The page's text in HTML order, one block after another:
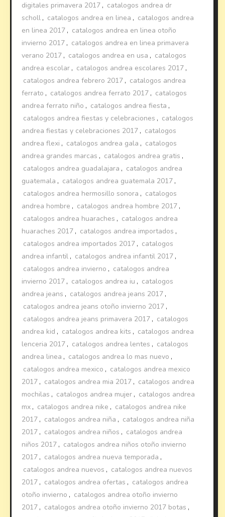
digitales primavera 2017 , catalogos andrea dr
scholl , catalogos andrea en linea , catalogos andrea
en linea 2017 , catalogos andrea en linea otoño
invierno 2017 , catalogos andrea en linea primavera
verano 2017 , catalogos andrea en usa , catalogos
andrea escolar , catalogos andrea escolares 2017 ,
catalogos andrea febrero 2017 , catalogos andrea
ferrato , catalogos andrea ferrato 2017 , catalogos
andrea ferrato niño , catalogos andrea fiesta ,
catalogos andrea fiestas y celebraciones , catalogos
andrea fiestas y celebraciones 2017 , catalogos
andrea flexi , catalogos andrea gala , catalogos
andrea grandes marcas , catalogos andrea gratis ,
catalogos andrea guadalajara , catalogos andrea
guatemala , catalogos andrea guatemala 2017 ,
catalogos andrea hermosillo sonora , catalogos
andrea hombre , catalogos andrea hombre 2017 ,
catalogos andrea huaraches , catalogos andrea
huaraches 2017 , catalogos andrea importados ,
catalogos andrea importados 2017 , catalogos
andrea infantil , catalogos andrea infantil 2017 ,
catalogos andrea invierno , catalogos andrea
invierno 2017 , catalogos andrea iu , catalogos
andrea jeans , catalogos andrea jeans 2017 ,
catalogos andrea jeans otoño invierno 2017 ,
catalogos andrea jeans primavera 2017 , catalogos
andrea kid , catalogos andrea kits , catalogos andrea
lenceria 2017 , catalogos andrea lentes , catalogos
andrea linea , catalogos andrea lo mas nuevo ,
catalogos andrea mexico , catalogos andrea mexico
2017 , catalogos andrea mia 2017 , catalogos andrea
mochilas , catalogos andrea mujer , catalogos andrea
mx , catalogos andrea nike , catalogos andrea nike
2017 , catalogos andrea niña , catalogos andrea niña
2017 , catalogos andrea niños , catalogos andrea
niños 2017 , catalogos andrea niños otoño invierno
2017 , catalogos andrea nueva temporada ,
catalogos andrea nuevos , catalogos andrea nuevos
2017 , catalogos andrea ofertas , catalogos andrea
otoño invierno , catalogos andrea otoño invierno
2017 , catalogos andrea otoño invierno 2017 botas ,